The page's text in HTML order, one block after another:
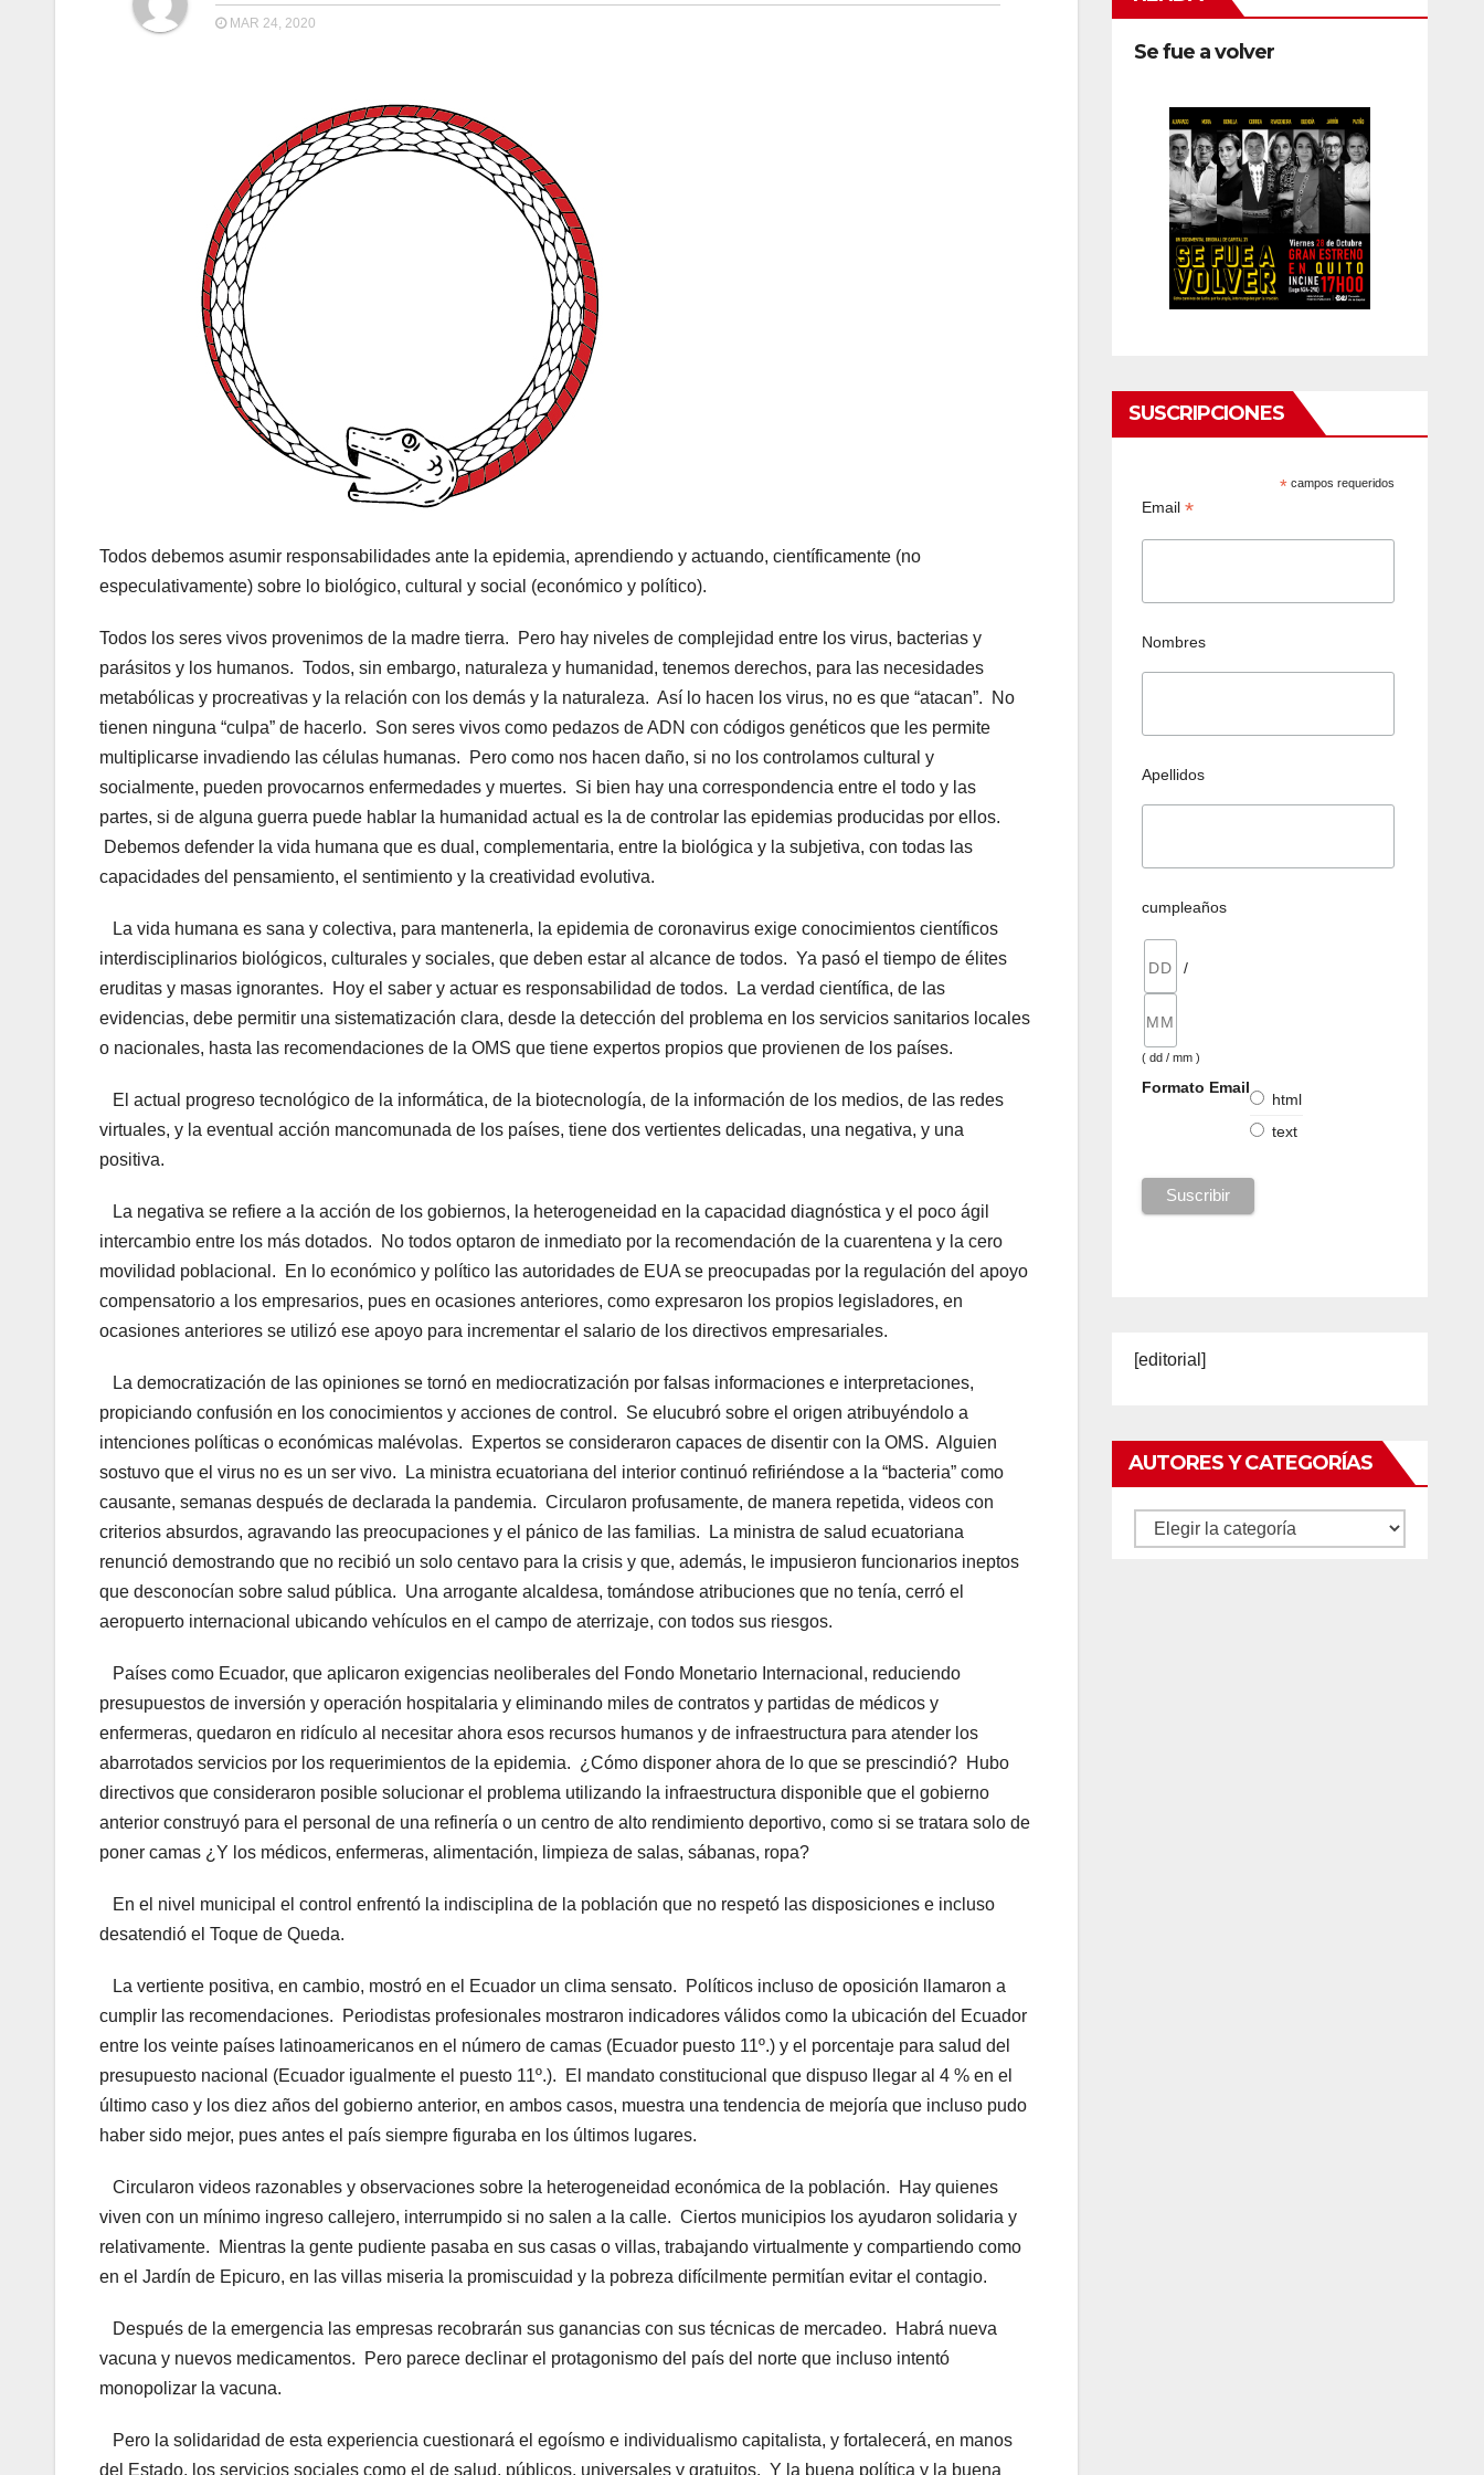
MAR 24, 2020
Todos debemos asumir responsabilidades ante la epidemia, aprendiendo y actuando, científicamente (no
especulativamente) sobre lo biológico, cultural y social (económico y político).
Todos los seres vivos provenimos de la madre tierra. Pero hay niveles de complejidad entre los virus, bacterias y
parásitos y los humanos. Todos, sin embargo, naturaleza y humanidad, tenemos derechos, para las necesidades
metabólicas y procreativas y la relación con los demás y la naturaleza. Así lo hacen los virus, no es que “atacan”. No
tienen ninguna “culpa” de hacerlo. Son seres vivos como pedazos de ADN con códigos genéticos que les permite
multiplicarse invadiendo las células humanas. Pero como nos hacen daño, si no los controlamos cultural y
socialmente, pueden provocarnos enfermedades y muertes. Si bien hay una correspondencia entre el todo y las
partes, si de alguna guerra puede hablar la humanidad actual es la de controlar las epidemias producidas por ellos.
Debemos defender la vida humana que es dual, complementaria, entre la biológica y la subjetiva, con todas las
capacidades del pensamiento, el sentimiento y la creatividad evolutiva.
La vida humana es sana y colectiva, para mantenerla, la epidemia de coronavirus exige conocimientos científicos
interdisciplinarios biológicos, culturales y sociales, que deben estar al alcance de todos. Ya pasó el tiempo de élites
eruditas y masas ignorantes. Hoy el saber y actuar es responsabilidad de todos. La verdad científica, de las
evidencias, debe permitir una sistematización clara, desde la detección del problema en los servicios sanitarios locales
o nacionales, hasta las recomendaciones de la OMS que tiene expertos propios que provienen de los países.
El actual progreso tecnológico de la informática, de la biotecnología, de la información de los medios, de las redes
virtuales, y la eventual acción mancomunada de los países, tiene dos vertientes delicadas, una negativa, y una
positiva.
La negativa se refiere a la acción de los gobiernos, la heterogeneidad en la capacidad diagnóstica y el poco ágil
intercambio entre los más dotados. No todos optaron de inmediato por la recomendación de la cuarentena y la cero
movilidad poblacional. En lo económico y político las autoridades de EUA se preocupadas por la regulación del apoyo
compensatorio a los empresarios, pues en ocasiones anteriores, como expresaron los propios legisladores, en
ocasiones anteriores se utilizó ese apoyo para incrementar el salario de los directivos empresariales.
La democratización de las opiniones se tornó en mediocratización por falsas informaciones e interpretaciones,
propiciando confusión en los conocimientos y acciones de control. Se elucubró sobre el origen atribuyéndolo a
intenciones políticas o económicas malévolas. Expertos se consideraron capaces de disentir con la OMS. Alguien
sostuvo que el virus no es un ser vivo. La ministra ecuatoriana del interior continuó refiriéndose a la “bacteria” como
causante, semanas después de declarada la pandemia. Circularon profusamente, de manera repetida, videos con
criterios absurdos, agravando las preocupaciones y el pánico de las familias. La ministra de salud ecuatoriana
renunció demostrando que no recibió un solo centavo para la crisis y que, además, le impusieron funcionarios ineptos
que desconocían sobre salud pública. Una arrogante alcaldesa, tomándose atribuciones que no tenía, cerró el
aeropuerto internacional ubicando vehículos en el campo de aterrizaje, con todos sus riesgos.
Países como Ecuador, que aplicaron exigencias neoliberales del Fondo Monetario Internacional, reduciendo
presupuestos de inversión y operación hospitalaria y eliminando miles de contratos y partidas de médicos y
enfermeras, quedaron en ridículo al necesitar ahora esos recursos humanos y de infraestructura para atender los
abarrotados servicios por los requerimientos de la epidemia. ¿Cómo disponer ahora de lo que se prescindió? Hubo
directivos que consideraron posible solucionar el problema utilizando la infraestructura disponible que el gobierno
anterior construyó para el personal de una refinería o un centro de alto rendimiento deportivo, como si se tratara solo de
poner camas ¿Y los médicos, enfermeras, alimentación, limpieza de salas, sábanas, ropa?
En el nivel municipal el control enfrentó la indisciplina de la población que no respetó las disposiciones e incluso
desatendió el Toque de Queda.
La vertiente positiva, en cambio, mostró en el Ecuador un clima sensato. Políticos incluso de oposición llamaron a
cumplir las recomendaciones. Periodistas profesionales mostraron indicadores válidos como la ubicación del Ecuador
entre los veinte países latinoamericanos en el número de camas (Ecuador puesto 11º.) y el porcentaje para salud del
presupuesto nacional (Ecuador igualmente el puesto 11º.). El mandato constitucional que dispuso llegar al 4 % en el
último caso y los diez años del gobierno anterior, en ambos casos, muestra una tendencia de mejoría que incluso pudo
haber sido mejor, pues antes el país siempre figuraba en los últimos lugares.
Circularon videos razonables y observaciones sobre la heterogeneidad económica de la población. Hay quienes
viven con un mínimo ingreso callejero, interrumpido si no salen a la calle. Ciertos municipios los ayudaron solidaria y
relativamente. Mientras la gente pudiente pasaba en sus casas o villas, trabajando virtualmente y compartiendo como
en el Jardín de Epicuro, en las villas miseria la promiscuidad y la pobreza difícilmente permitían evitar el contagio.
Después de la emergencia las empresas recobrarán sus ganancias con sus técnicas de mercadeo. Habrá nueva
vacuna y nuevos medicamentos. Pero parece declinar el protagonismo del país del norte que incluso intentó
monopolizar la vacuna.
Pero la solidaridad de esta experiencia cuestionará el egoísmo e individualismo capitalista, y fortalecerá, en manos
del Estado, los servicios sociales como el de salud, públicos, universales y gratuitos. Y la buena política y la buena
Se fue a volver
SUSCRIPCIONES
* campos requeridos
Email *
Nombres
Apellidos
cumpleaños
/
( dd / mm )
Formato Email
html
text
[editorial]
AUTORES Y CATEGORÍAS
Autores